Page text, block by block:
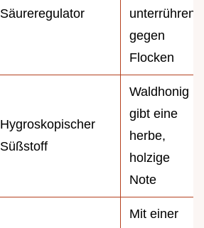
Säureregulator
unterrühren
gegen
Flocken
Hygroskopischer
Süßstoff
Waldhonig
gibt eine
herbe,
holzige
Note
Mit einer